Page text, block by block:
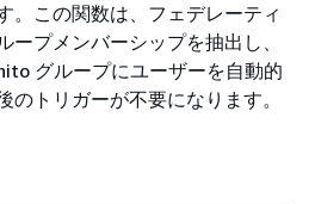
。この関数は、フェデレーティ
ープメンバーシップを抽出し、
グループにユーザーを自動的
のトリガーが不要になります。